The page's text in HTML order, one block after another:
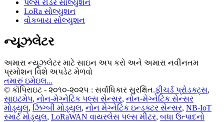
પલ્સ રીડર સોલ્યુશન
LoRa સોલ્યુશન
વોકબાય સોલ્યુશન
ન્યૂઝલેટર
અમારા ન્યૂઝલેટર માટે સાઇન અપ કરો અને અમારા નવીનતમ
પ્રમોશન વિશે અપડેટ મેળવો
તમારું ઇમેઇલ...
© કૉપિરાઇટ - ૨૦૧૦-૨૦૨૫ : સર્વાધિકાર સુરક્ષિત.ફીચર્ડ પ્રોડક્ટ્સ,
સાઇટમેપ, નોન-મેગ્નેટિક પલ્સ સેન્સર, નોન-મેગ્નેટિક સેન્સર
મોડ્યુલ, ઝિગ્બી મોડ્યુલ, નોન મેગ્નેટિક ઇન્ડક્ટર સેન્સર, NB-IoT
સ્માર્ટ મોડ્યુલ, LoRaWAN વાયરલેસ પલ્સ મીટર, બધા ઉત્પાદનો